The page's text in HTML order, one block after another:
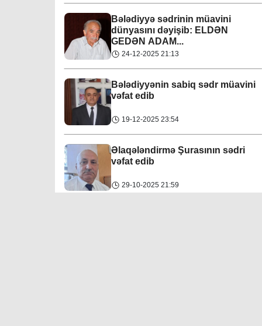
Bakı 31-07-2026
İcra başçısına xatirə hədiyyəsi təqdim edilib
Region 30-07-2026
Əziz Zeynalov
keçirilən layihələrə Nəsimi bələdiyyəsi də öz
töhfəsini verir”
Fidan Fərzəliyeva növbəti vətəndaş qəbulu
keçirib
Xətai bələdiyyəsi
07-04-2023
Mingəçevir bələdiyyəsi
06-04-2023
Nəsimi bələdiyyəsi
06-04-2023
Nərimanov bələdiyyəsi
06-04-2023
Bələdiyyə sədrinin müavini
dünyasını dəyişib: ELDƏN
GEDƏN ADAM...
24-12-2025 21:13
Bələdiyyənin sabiq sədr müavini
vəfat edib
19-12-2025 23:54
Əlaqələndirmə Şurasının sədri
vəfat edib
29-10-2025 21:59